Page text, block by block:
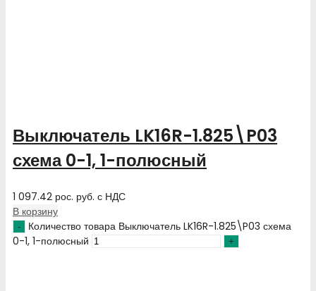
Выключатель LK16R-1.825\P03
схема 0-1, 1-полюсный
1 097.42 рос. руб. с НДС
В корзину
Количество товара Выключатель LK16R-1.825\P03 схема
0-1, 1-полюсный